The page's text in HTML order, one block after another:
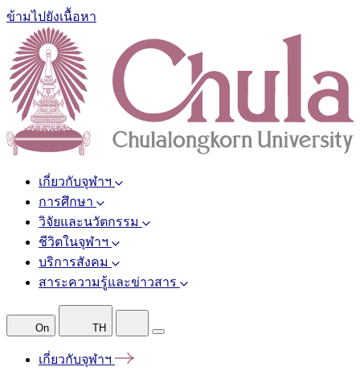
ข้ามไปยังเนื้อหา
เกี่ยวกับจุฬาฯ
การศึกษา
วิจัยและนวัตกรรม
ชีวิตในจุฬาฯ
บริการสังคม
สาระความรู้และข่าวสาร
On TH
เกี่ยวกับจุฬาฯ